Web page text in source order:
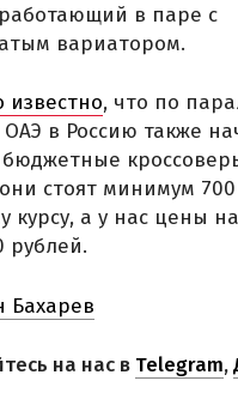
в паре с
вариатором.
известно, что по
в Россию также
бюджетные
стоят минимум
курсу, а у нас цены
рублей.
Бахарев
на нас в Telegram,